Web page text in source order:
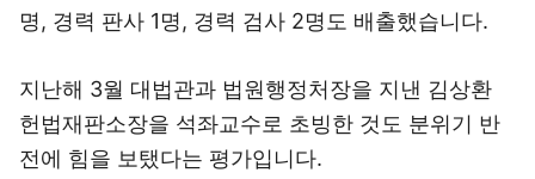
명, 경력 판사 1명, 경력 검사 2명도 배출했습니다.
지난해 3월 대법관과 법원행정처장을 지낸 김상환
헌법재판소장을 석좌교수로 초빙한 것도 분위기 반
전에 힘을 보탰다는 평가입니다.